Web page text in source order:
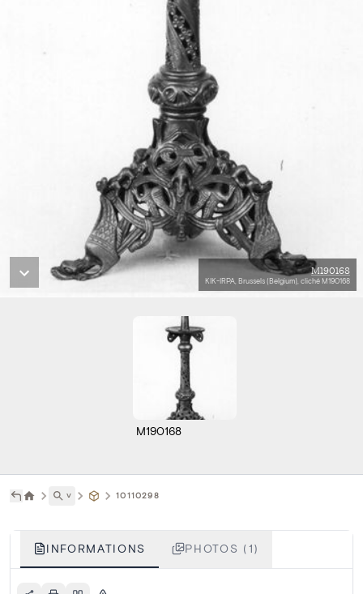
M190168
KIK-IRPA, Brussels (Belgium), cliché M190168
M190168
˅ 10110298
INFORMATIONS PHOTOS (1)